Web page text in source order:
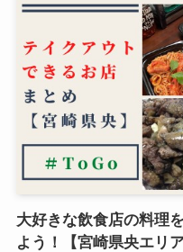
大好きな飲食店の料理
よう！【宮崎県央エリア